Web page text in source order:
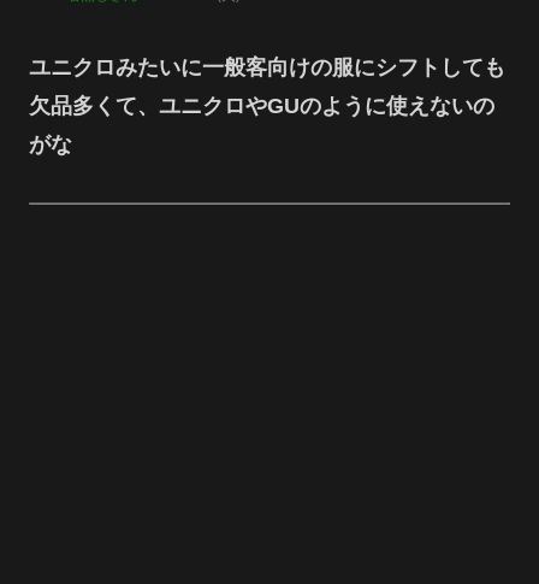
ユニクロみたいに一般客向けの服にシフトしても
欠品多くて、ユニクロやGUのように使えないの
がな